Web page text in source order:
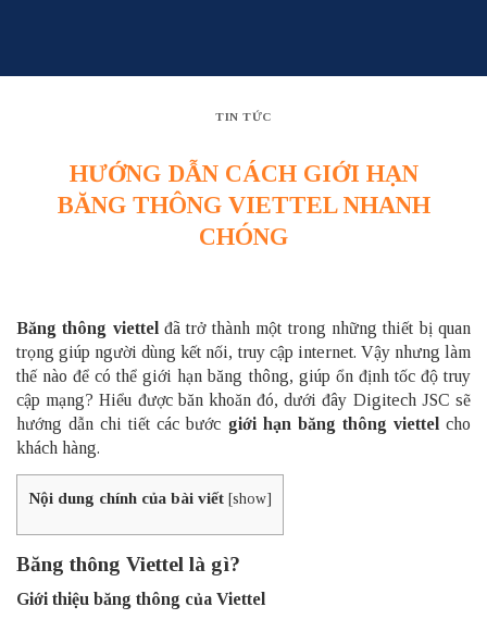
TIN TỨC
HƯỚNG DẪN CÁCH GIỚI HẠN
BĂNG THÔNG VIETTEL NHANH
CHÓNG
Băng thông viettel đã trở thành một trong những thiết bị quan
trọng giúp người dùng kết nối, truy cập internet. Vậy nhưng làm
thế nào để có thể giới hạn băng thông, giúp ổn định tốc độ truy
cập mạng? Hiểu được băn khoăn đó, dưới đây Digitech JSC sẽ
hướng dẫn chi tiết các bước giới hạn băng thông viettel cho
khách hàng.
Nội dung chính của bài viết [show]
Băng thông Viettel là gì?
Giới thiệu băng thông của Viettel